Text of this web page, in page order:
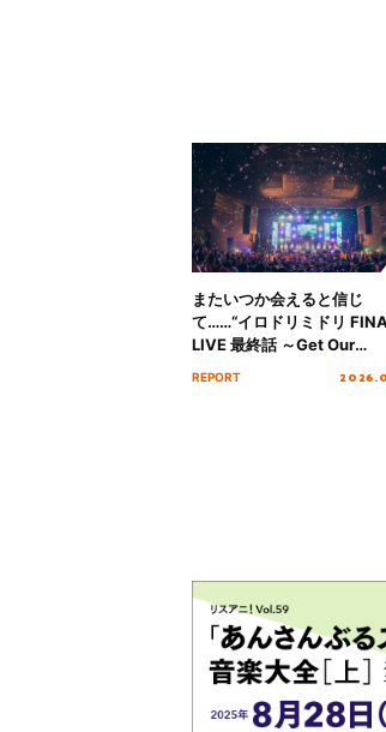
またいつか会えると信じ
て……“イロドリミドリ
LIVE 最終話 ～Get Our
REPORT